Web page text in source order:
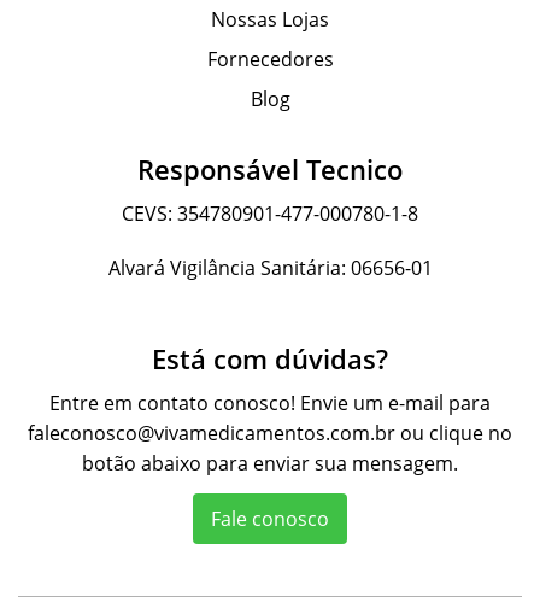
Nossas Lojas
Fornecedores
Blog
Responsável Tecnico
CEVS: 354780901-477-000780-1-8
Alvará Vigilância Sanitária: 06656-01
Está com dúvidas?
Entre em contato conosco! Envie um e-mail para
faleconosco@vivamedicamentos.com.br ou clique no
botão abaixo para enviar sua mensagem.
Fale conosco